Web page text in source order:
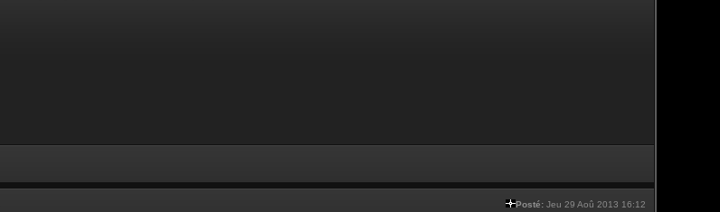
Posté: Jeu 29 Aoû 2013 16:12